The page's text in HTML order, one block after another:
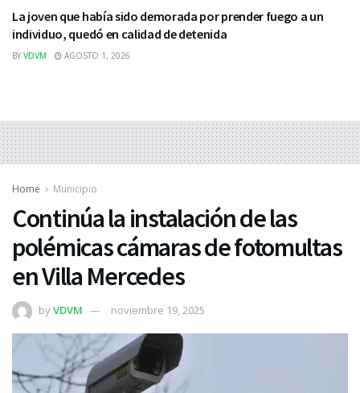
La joven que había sido demorada por prender fuego a un
individuo, quedó en calidad de detenida
BY VDVM AGOSTO 1, 2026
Home Municipio
Continúa la instalación de las
polémicas cámaras de fotomultas
en Villa Mercedes
byVDVM noviembre 19, 2025